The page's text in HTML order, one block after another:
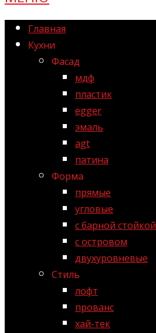
Главная
Кухни
Фасад
мдф
пластик
egger
эмаль
agt
патина
Форма
прямые
угловые
с барной стойкой
с островом
двухуровневые
Стиль
лофт
прованс
хай-тек